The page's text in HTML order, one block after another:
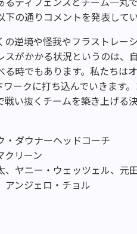
の通りコメントを発表してい
の逆境や怪我やフラストレー
がかかる状況というのは、
時でもあります。私たちは
ークに打ち込んでいきます
い抜くチームを築き上げる決
・ダウナーヘッドコーチ
クリーン
、ヤニー・ウェッツェル、元
アンジェロ・チョル